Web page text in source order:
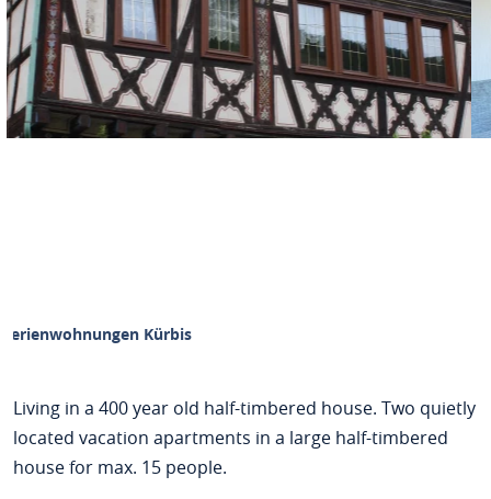
Ferienwohnungen Kürbis
Living in a 400 year old half-timbered house. Two quietly
located vacation apartments in a large half-timbered
house for max. 15 people.